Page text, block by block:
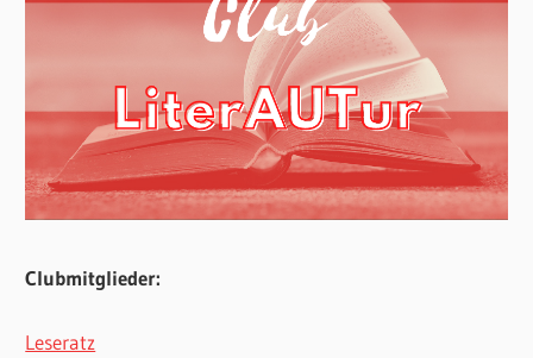
Clubmitglieder:
Leseratz